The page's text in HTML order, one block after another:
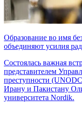
Образование во имя
объединяют усилия
Состоялась важная
представителем
преступности
Ирану и Пакистану
университета Nordik.